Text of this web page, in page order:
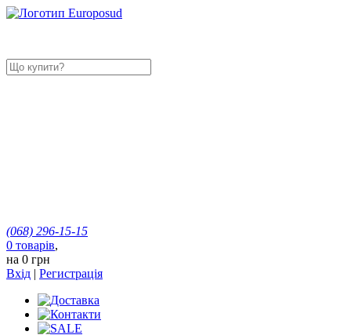
(068) 296-15-15
0 товарів,
на 0 грн
Вхід | Регистрація